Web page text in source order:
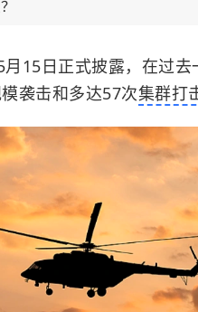
月15日正式披露，在过去
袭击和多达57次集群打